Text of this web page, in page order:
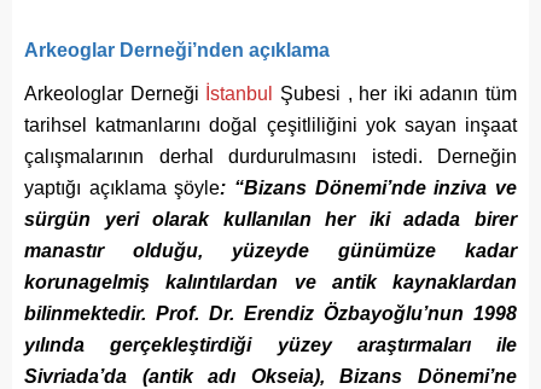
Arkeoglar Derneği’nden açıklama
Arkeologlar Derneği İstanbul
Şubesi , her iki adanın tüm
tarihsel katmanlarını doğal çeşitliliğini yok sayan inşaat
çalışmalarının derhal durdurulmasını istedi. Derneğin
yaptığı açıklama şöyle: “Bizans Dönemi’nde inziva ve
sürgün yeri olarak kullanılan her iki adada birer
manastır olduğu, yüzeyde günümüze kadar
korunagelmiş kalıntılardan ve antik kaynaklardan
bilinmektedir. Prof. Dr. Erendiz Özbayoğlu’nun 1998
yılında gerçekleştirdiği yüzey araştırmaları ile
Sivriada’da (antik adı Okseia), Bizans Dönemi’ne